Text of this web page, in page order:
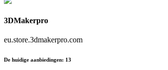
3DMakerpro
eu.store.3dmakerpro.com
De huidige aanbiedingen: 13